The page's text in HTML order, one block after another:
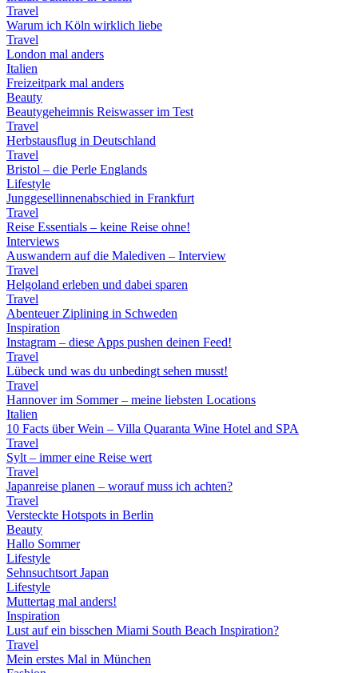
Travel
Warum ich Köln wirklich liebe
Travel
London mal anders
Italien
Freizeitpark mal anders
Beauty
Beautygeheimnis Reiswasser im Test
Travel
Herbstausflug in Deutschland
Travel
Bristol – die Perle Englands
Lifestyle
Junggesellinnenabschied in Frankfurt
Travel
Reise Essentials – keine Reise ohne!
Interviews
Auswandern auf die Malediven – Interview
Travel
Helgoland erleben und dabei sparen
Travel
Abenteuer Ziplining in Schweden
Inspiration
Instagram – diese Apps pushen deinen Feed!
Travel
Lübeck und was du unbedingt sehen musst!
Travel
Hannover im Sommer – meine liebsten Locations
Italien
10 Facts über Wein – Villa Quaranta Wine Hotel and SPA
Travel
Sylt – immer eine Reise wert
Travel
Japanreise planen – worauf muss ich achten?
Travel
Versteckte Hotspots in Berlin
Beauty
Hallo Sommer
Lifestyle
Sehnsuchtsort Japan
Lifestyle
Muttertag mal anders!
Inspiration
Lust auf ein bisschen Miami South Beach Inspiration?
Travel
Mein erstes Mal in München